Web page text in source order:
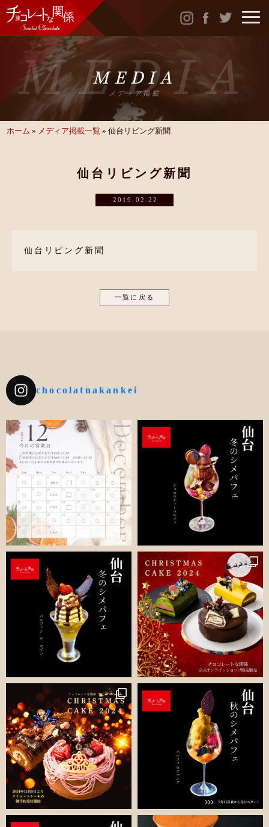
MEDIA
メディア掲載
MEDIA
ホーム » メディア掲載一覧 »仙台リビング新聞
仙台リビング新聞
2019.02.22
仙台リビング新聞
一覧に戻る
chocolatnakankei